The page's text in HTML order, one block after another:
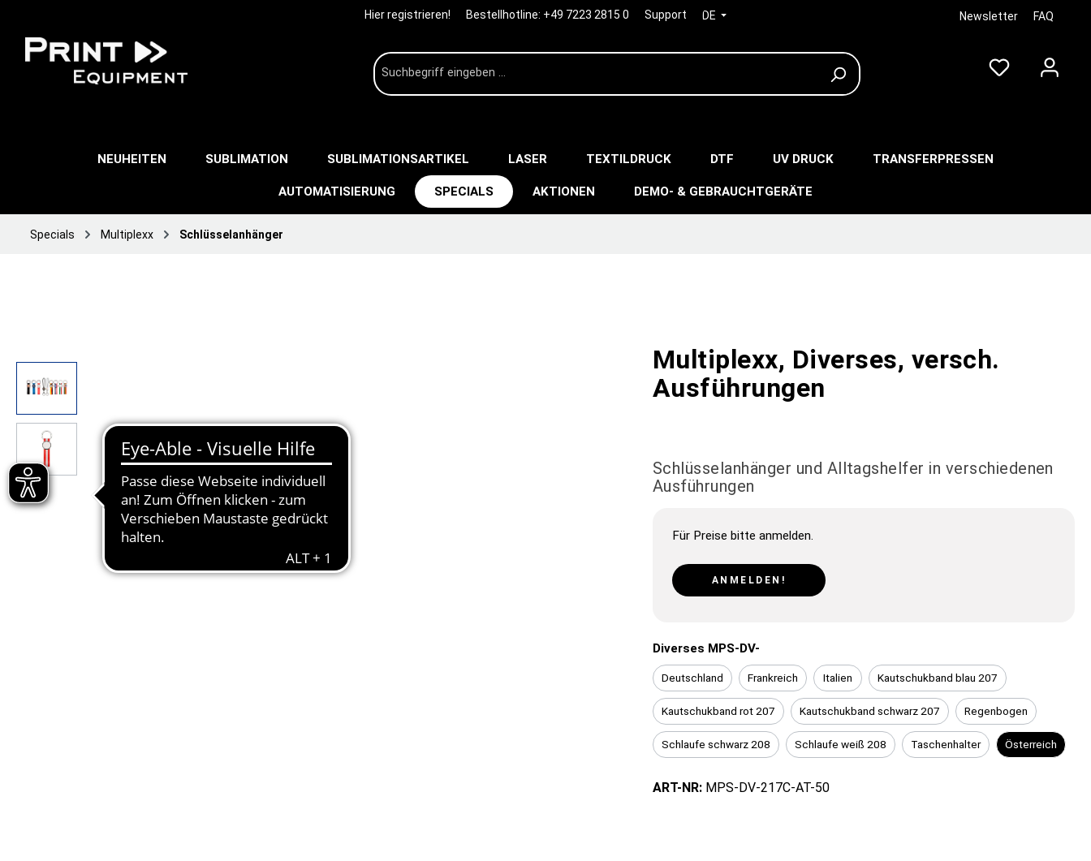
Hier registrieren! Bestellhotline: +49 7223 2815 0 Support DE Newsletter FAQ
NEUHEITEN SUBLIMATION SUBLIMATIONSARTIKEL LASER TEXTILDRUCK DTF UV DRUCK TRANSFERPRESSEN
AUTOMATISIERUNG SPECIALS AKTIONEN DEMO- & GEBRAUCHTGERÄTE
Specials Multiplexx Schlüsselanhänger
Multiplexx, Diverses, versch.
Ausführungen
Schlüsselanhänger und Alltagshelfer in verschiedenen
Ausführungen
Für Preise bitte anmelden.
ANMELDEN!
Diverses MPS-DV-
Deutschland Frankreich Italien Kautschukband blau 207
Kautschukband rot 207 Kautschukband schwarz 207 Regenbogen
Schlaufe schwarz 208 Schlaufe weiß 208 Taschenhalter Österreich
ART-NR: MPS-DV-217C-AT-50